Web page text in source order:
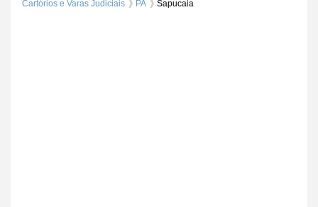
Cartórios e Varas Judiciais PA Sapucaia